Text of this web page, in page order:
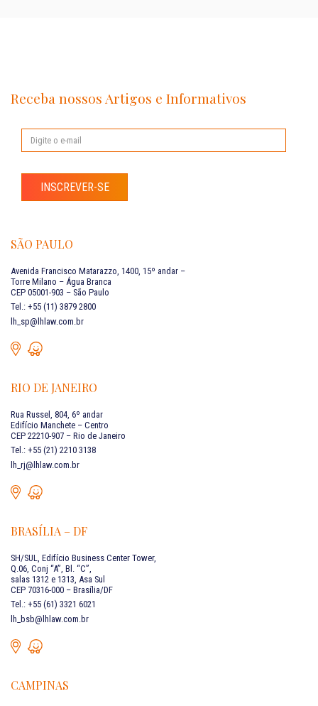
Receba nossos Artigos e Informativos
INSCREVER-SE
SÃO PAULO
Avenida Francisco Matarazzo, 1400, 15º andar –
Torre Milano – Água Branca
CEP 05001-903 – São Paulo
Tel.: +55 (11) 3879 2800
lh_sp@lhlaw.com.br
RIO DE JANEIRO
Rua Russel, 804, 6º andar
Edifício Manchete – Centro
CEP 22210-907 – Rio de Janeiro
Tel.: +55 (21) 2210 3138
lh_rj@lhlaw.com.br
BRASÍLIA – DF
SH/SUL, Edifício Business Center Tower,
Q.06, Conj “A”, Bl. “C”,
salas 1312 e 1313, Asa Sul
CEP 70316-000 – Brasília/DF
Tel.: +55 (61) 3321 6021
lh_bsb@lhlaw.com.br
CAMPINAS